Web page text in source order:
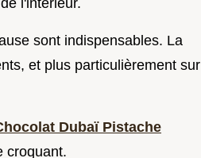
l'intérieur.
sont indispensables. La
et plus particulièrement sur
Dubaï Pistache
croquant.